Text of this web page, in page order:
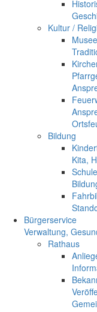
Kultur /
Bildung
Kita,
Bürgerservice
Verwaltung,
Rathaus